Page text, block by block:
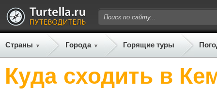
Страны Города Горящие туры
Куда сходить в